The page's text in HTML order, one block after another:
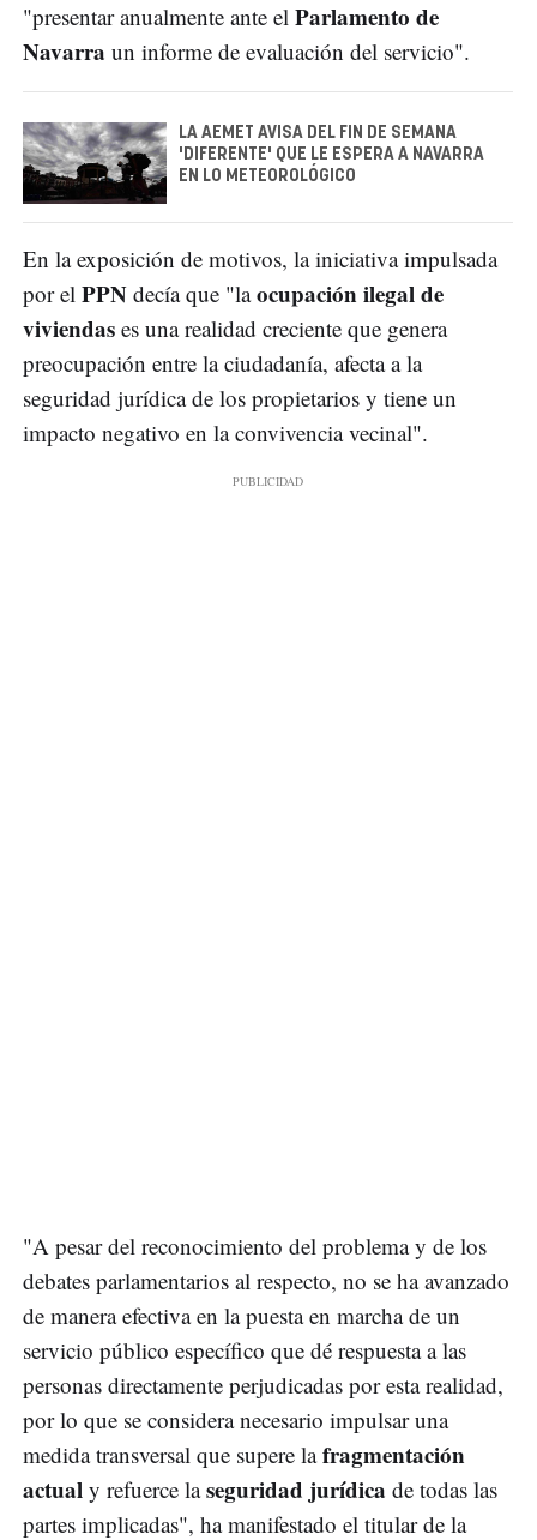
"presentar anualmente ante el Parlamento de
Navarra un informe de evaluación del servicio".
LA AEMET AVISA DEL FIN DE SEMANA
'DIFERENTE' QUE LE ESPERA A NAVARRA
EN LO METEOROLÓGICO
En la exposición de motivos, la iniciativa impulsada
por el PPN decía que "laocupación ilegal de
viviendas es una realidad creciente que genera
preocupación entre la ciudadanía, afecta a la
seguridad jurídica de los propietarios y tiene un
impacto negativo en la convivencia vecinal".
"A pesar del reconocimiento del problema y de los
debates parlamentarios al respecto, no se ha avanzado
de manera efectiva en la puesta en marcha de un
servicio público específico que dé respuesta a las
personas directamente perjudicadas por esta realidad,
por lo que se considera necesario impulsar una
medida transversal que supere lafragmentación
actual y refuerce laseguridad jurídica de todas las
partes implicadas", ha manifestado el titular de la